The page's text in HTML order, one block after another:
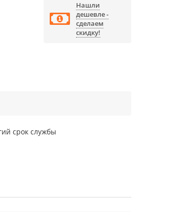
Нашли
дешевле -
сделаем
скидку!
срок службы